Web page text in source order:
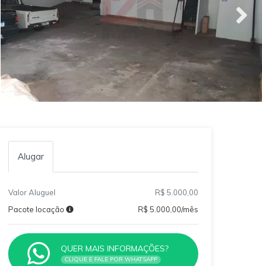
Alugar
Valor Aluguel
R$ 5.000,00
Pacote locação
R$ 5.000,00/mês
QUER MAIS INFORMAÇÕES?
CLIQUE E FALE POR WHATSAPP